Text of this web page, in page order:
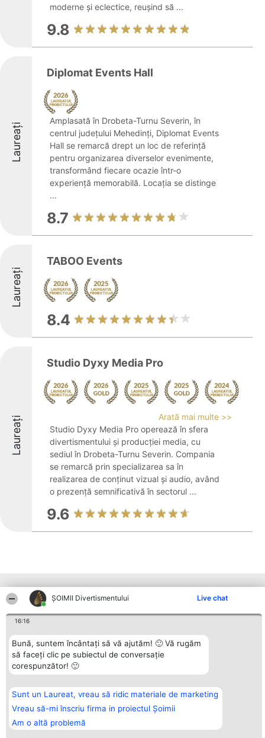
ŞOIMII Divertismentului Live chat
16:16
Bună, suntem încântați să vă ajutăm! 🙂 Vă rugăm
să faceți clic pe subiectul de conversație
corespunzător! 🙂
Sunt un Laureat, vreau să ridic materiale de marketing
Vreau să-mi înscriu firma in proiectul Șoimii
Am o altă problemă
moderne și eclectice, reușind să ...
9.8
Laureați
Diplomat Events Hall
Amplasată în Drobeta-Turnu Severin, în
centrul județului Mehedinți, Diplomat Events
Hall se remarcă drept un loc de referință
pentru organizarea diverselor evenimente,
transformând fiecare ocazie într-o
experiență memorabilă. Locația se distinge
...
8.7
Laureați
TABOO Events
8.4
Laureați
Studio Dyxy Media Pro
Arată mai multe >>
Studio Dyxy Media Pro operează în sfera
divertismentului și producției media, cu
sediul în Drobeta-Turnu Severin. Compania
se remarcă prin specializarea sa în
realizarea de conținut vizual și audio, având
o prezență semnificativă în sectorul ...
9.6
Alte firme din zonă
Organizator Ranking
BRIGHT SOLUTIONS BR SRL
Aleea Timisul De Sus 2 Bl. A30
Sc. A Et. 4 Ap. 13 Cod 061952
București
tel: +40 770 990 492
Plebiscyt
Câștigătorii
Lista Tuturor
Laureaților
Politica de
confidențialitate
Contact
Contact